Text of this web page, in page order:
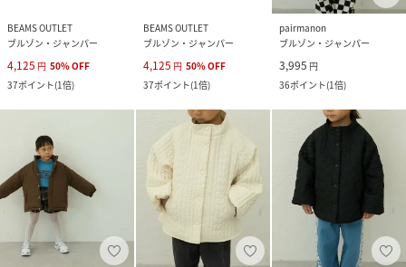
BEAMS OUTLET
ブルゾン・ジャンパー
4,125 円 50%OFF
37ポイント(1倍)
BEAMS OUTLET
ブルゾン・ジャンパー
4,125 円 50%OFF
37ポイント(1倍)
pairmanon
ブルゾン・ジャンパー
3,995 円
36ポイント(1倍)